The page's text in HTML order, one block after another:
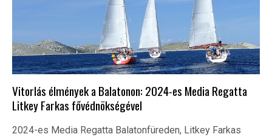
Vitorlás élmények a Balatonon: 2024-es Media Regatta
Litkey Farkas fővédnökségével
2024-es Media Regatta Balatonfüreden, Litkey Farkas